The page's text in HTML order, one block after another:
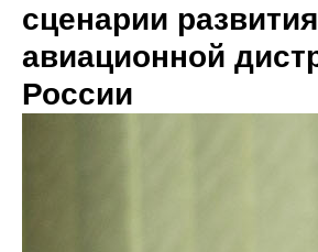
сценарии развития
авиационной
России